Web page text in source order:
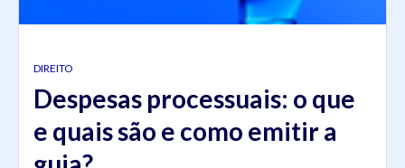
DIREITO
Despesas processuais: o que
e quais são e como emitir a